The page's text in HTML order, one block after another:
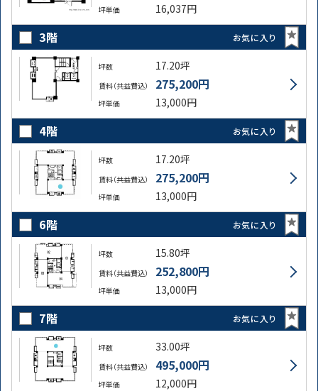
坪単価 16,037円
3階 お気に入り
坪数 17.20坪
賃料（共益費込） 275,200円
坪単価 13,000円
4階 お気に入り
坪数 17.20坪
賃料（共益費込） 275,200円
坪単価 13,000円
6階 お気に入り
坪数 15.80坪
賃料（共益費込） 252,800円
坪単価 13,000円
7階 お気に入り
坪数 33.00坪
賃料（共益費込） 495,000円
坪単価 12,000円